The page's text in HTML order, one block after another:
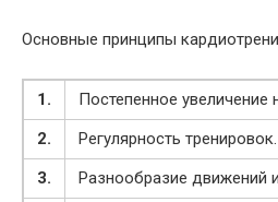
Основные принципы
1.
Постепенное увеличение
2.
Регулярность тренировок.
3.
Разнообразие движений